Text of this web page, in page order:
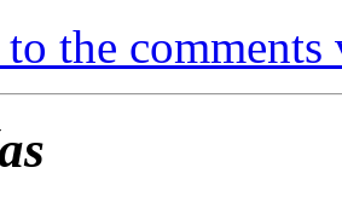
the comments